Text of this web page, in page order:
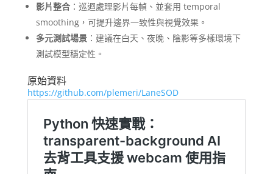
影片整合：巡迴處理影片每幀、並套用 temporal
smoothing，可提升邊界一致性與視覺效果。
多元測試場景：建議在白天、夜晚、陰影等多樣環境下
測試模型穩定性。
原始資料
https://github.com/plemeri/LaneSOD